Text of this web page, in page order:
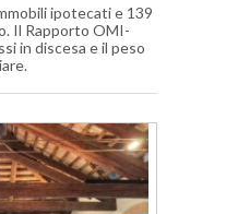
ipotecati e 139
Il Rapporto OMI-
in discesa e il peso